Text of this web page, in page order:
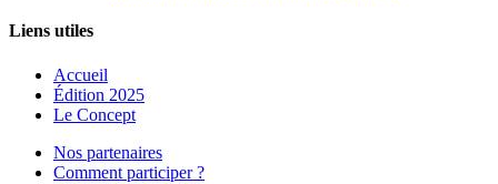
Liens utiles
Accueil
Édition 2025
Le Concept
Nos partenaires
Comment participer ?